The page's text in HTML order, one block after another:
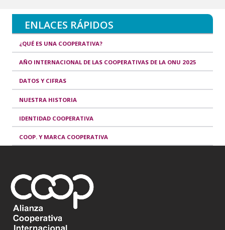
ENLACES RÁPIDOS
¿QUÉ ES UNA COOPERATIVA?
AÑO INTERNACIONAL DE LAS COOPERATIVAS DE LA ONU 2025
DATOS Y CIFRAS
NUESTRA HISTORIA
IDENTIDAD COOPERATIVA
COOP. Y MARCA COOPERATIVA